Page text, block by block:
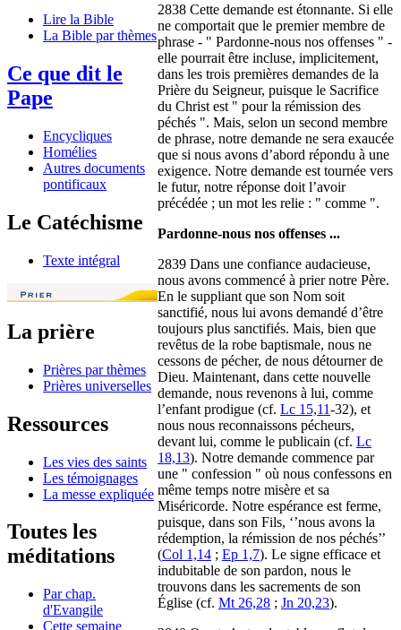
Lire la Bible
La Bible par thèmes
Ce que dit le
Pape
Encycliques
Homélies
Autres documents
pontificaux
Le Catéchisme
Texte intégral
La prière
Prières par thèmes
Prières universelles
Ressources
Les vies des saints
Les témoignages
La messe expliquée
Toutes les
méditations
Par chap.
d'Evangile
Cette semaine
2838 Cette demande est étonnante. Si elle
ne comportait que le premier membre de
phrase - " Pardonne-nous nos offenses " -
elle pourrait être incluse, implicitement,
dans les trois premières demandes de la
Prière du Seigneur, puisque le Sacrifice
du Christ est " pour la rémission des
péchés ". Mais, selon un second membre
de phrase, notre demande ne sera exaucée
que si nous avons d’abord répondu à une
exigence. Notre demande est tournée vers
le futur, notre réponse doit l’avoir
précédée ; un mot les relie : " comme ".
Pardonne-nous nos offenses ...
2839 Dans une confiance audacieuse,
nous avons commencé à prier notre Père.
En le suppliant que son Nom soit
sanctifié, nous lui avons demandé d’être
toujours plus sanctifiés. Mais, bien que
revêtus de la robe baptismale, nous ne
cessons de pécher, de nous détourner de
Dieu. Maintenant, dans cette nouvelle
demande, nous revenons à lui, comme
l’enfant prodigue (cf. Lc 15,11-32), et
nous nous reconnaissons pécheurs,
devant lui, comme le publicain (cf. Lc
18,13). Notre demande commence par
une " confession " où nous confessons en
même temps notre misère et sa
Miséricorde. Notre espérance est ferme,
puisque, dans son Fils, ‘’nous avons la
rédemption, la rémission de nos péchés’’
(Col 1,14 ; Ep 1,7). Le signe efficace et
indubitable de son pardon, nous le
trouvons dans les sacrements de son
Église (cf. Mt 26,28 ; Jn 20,23).